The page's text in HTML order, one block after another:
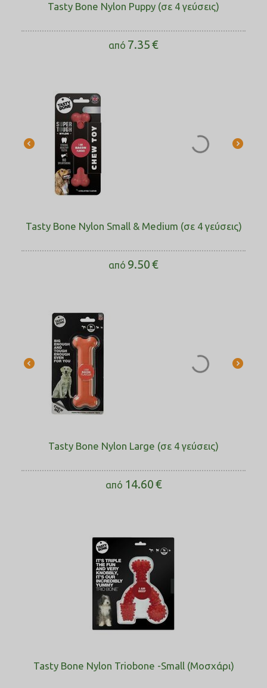
Tasty Bone Nylon Puppy (σε 4 γεύσεις)
από 7.35€
Tasty Bone Nylon Small & Medium (σε 4 γεύσεις)
από 9.50€
Tasty Bone Nylon Large (σε 4 γεύσεις)
από 14.60€
Tasty Bone Nylon Triobone -Small (Μοσχάρι)